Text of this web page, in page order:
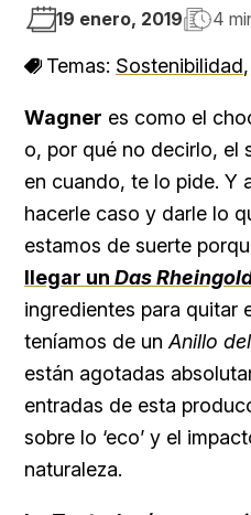
19 enero, 2019 4
Temas: Sostenibilidad,
Wagner es como el
o, por qué no decirlo, el
en cuando, te lo pide. Y
hacerle caso y darle lo
estamos de suerte
llegar un Das
ingredientes para quitar
teníamos de un Anillo
están agotadas
entradas de esta
sobre lo ‘eco’ y el
naturaleza.